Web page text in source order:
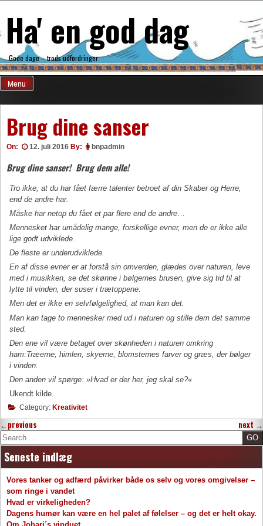
content
Ha' en god dag
Gode dage – trods udfordringer
Menu
Brug dine sanser
On: 12. juli 2016 By: bnpadmin
Brug dine sanser! Brug dem alle!
Tro ikke, at du har fået færre talenter betroetaf din Skaber og Herre,
end de andre har.
Måske har netop du fået et par flere end de andre…
Mennesket har umådelig mange,forskellige evner, men de er ikke alle
lige godt udviklede.
De fleste er underudviklede.
En af disse evner er at forstå sin omverden,glædes over naturen, leve
med i musikken,se det skønne i bølgernes brusen,give sig tid til at
lytte til vinden,der suser i trætoppene.
Men det er ikke en selvfølgelig­hed,at man kan det.
Man kan tage to mennesker med ud i na­turenog stille dem det samme
sted.
Den ene vil være betaget over skønhedeni naturen omkring
ham:Træerne, himlen, skyerne, blomsternes farver og græs,derbølger
i vinden.
Den anden vil spørge:»Hvad er der her, jeg skal se?«
Ukendt kilde.
Category: Kreativitet
←previous next →
Search
Seneste indlæg
Vores tanker og adfærd påvirker både os selv og vores omgivelser –
som ringe i vandet
Hvad er virkeligheden?
Dagens humør kan være en hel palet af følelser – og det er helt okay.